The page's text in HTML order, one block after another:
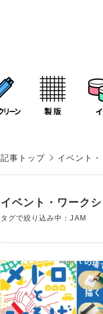
記事トップ イベント
イベント・ワーク
タグで絞り込み中：JAM